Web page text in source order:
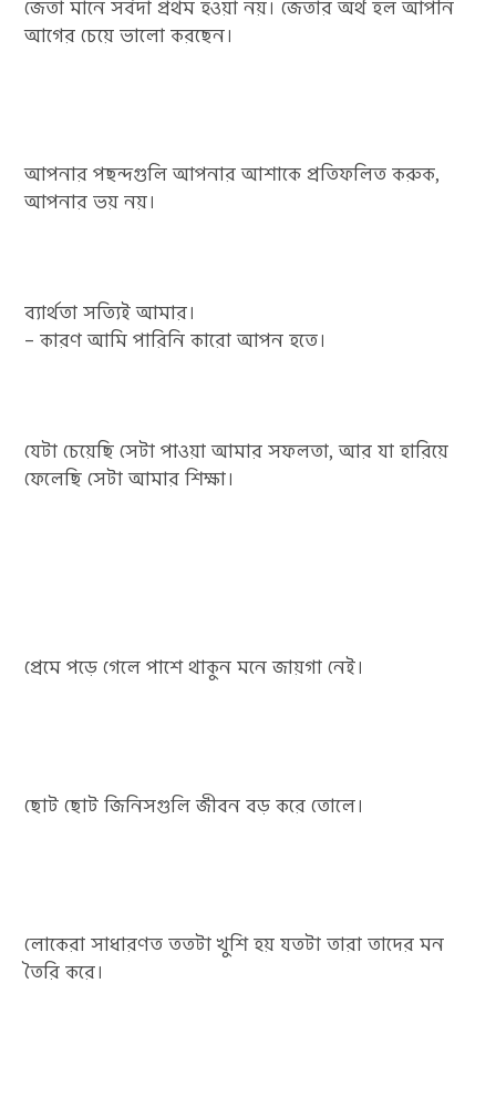
জেতা মানে সর্বদা প্রথম হওয়া নয়। জেতার অর্থ হল আপনি
আগের চেয়ে ভালো করছেন।
আপনার পছন্দগুলি আপনার আশাকে প্রতিফলিত করুক,
আপনার ভয় নয়।
ব্যার্থতা সত্যিই আমার।
– কারণ আমি পারিনি কারো আপন হতে।
যেটা চেয়েছি সেটা পাওয়া আমার সফলতা, আর যা হারিয়ে
ফেলেছি সেটা আমার শিক্ষা।
প্রেমে পড়ে গেলে পাশে থাকুন মনে জায়গা নেই।
ছোট ছোট জিনিসগুলি জীবন বড় করে তোলে।
লোকেরা সাধারণত ততটা খুশি হয় যতটা তারা তাদের মন
তৈরি করে।